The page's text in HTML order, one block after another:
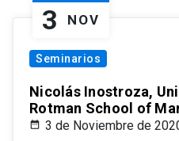
3 NOV
Seminarios
Nicolás Inostroza,
Rotman School of
3 de Noviembre de